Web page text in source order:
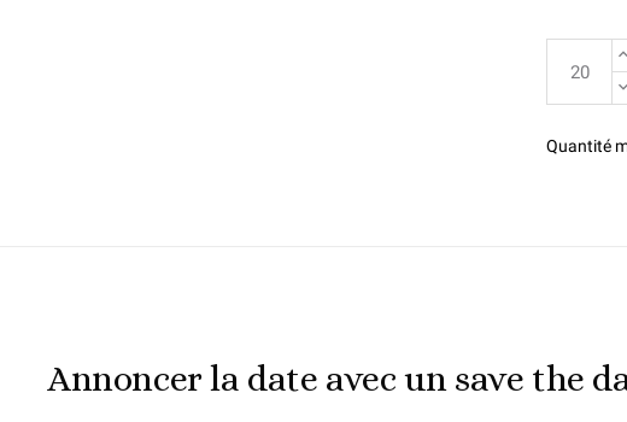
Quantité
Annoncer la date avec un save the